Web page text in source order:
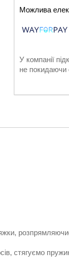
У компанії
не покидаючи
стягуємо